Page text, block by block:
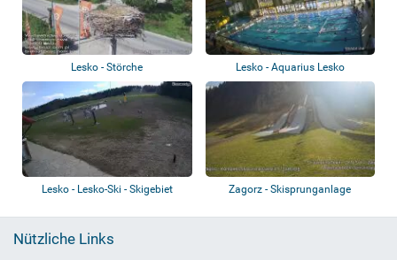
Lesko - Störche Lesko - Aquarius Lesko
Lesko - Lesko-Ski - Skigebiet
Zagorz - Skisprunganlage
Nützliche Links